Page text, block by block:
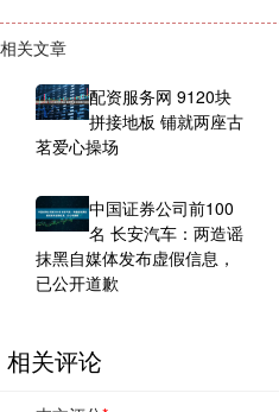
相关文章
配资服务网 9120块
拼接地板 铺就两座古
茗爱心操场
中国证券公司前100
名 长安汽车：两造谣
抹黑自媒体发布虚假信息，
已公开道歉
相关评论